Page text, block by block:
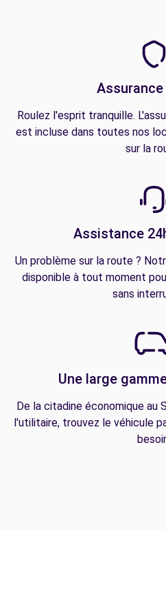
Roulez l'esprit tranquille.
est incluse dans toutes nos
sur la
Assistance
Un problème sur la route ?
disponible à tout moment
sans
Une large
De la citadine économique au
l'utilitaire, trouvez le véhicule